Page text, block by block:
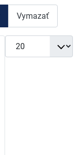
Vymazať
Zobrazené položky